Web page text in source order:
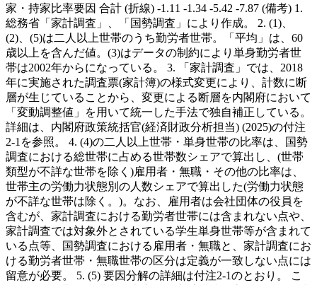
家・持家比率要因 合計 (折線) -1.11 -1.34 -5.42 -7.87 (備考) 1.
総務省「家計調査」、「国勢調査」により作成。 2. (1)、
(2)、(5)は二人以上世帯のうち勤労者世帯。「平均」は、60
歳以上を含んだ値。(3)はデータの制約により単身勤労者世
帯は2002年からになっている。 3. 「家計調査」では、2018
年に実施された調査票(家計簿)の様式変更により、計数に断
層が生じていることから、変更による断層を内閣府において
「変動調整値」を用いて統一した手法で独自補正している。
詳細は、内閣府政策統括官(経済財政分析担当) (2025)の付注
2-1を参照。 4. (4)の二人以上世帯・単身世帯の比率は、国勢
調査における総世帯に占める世帯数シェアで算出し、(世帯
類型が不詳な世帯を除く)雇用者・無職・その他の比率は、
世帯主の労働力状態別の人数シェアで算出した(労働力状態
が不詳な世帯は除く。)。なお、雇用者は会社団体の役員を
含むが、家計調査における勤労者世帯には含まれない点や、
家計調査では対象外とされている学生単身世帯等が含まれて
いる点等、国勢調査における雇用者・無職と、家計調査にお
ける勤労者世帯・無職世帯の区分は定義が一致しない点には
留意が必要。 5. (5) 要因分解の詳細は付注2-1のとおり。 こ